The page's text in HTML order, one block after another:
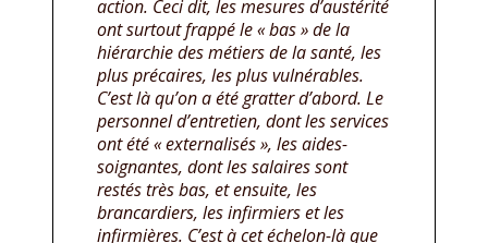
action. Ceci dit, les mesures d’austérité
ont surtout frappé le « bas » de la
hiérarchie des métiers de la santé, les
plus précaires, les plus vulnérables.
C’est là qu’on a été gratter d’abord. Le
personnel d’entretien, dont les services
ont été « externalisés », les aides-
soignantes, dont les salaires sont
restés très bas, et ensuite, les
brancardiers, les infirmiers et les
infirmières. C’est à cet échelon-là que